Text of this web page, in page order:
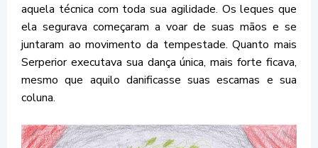
aquela técnica com toda sua agilidade. Os leques que
ela segurava começaram a voar de suas mãos e se
juntaram ao movimento da tempestade. Quanto mais
Serperior executava sua dança única, mais forte ficava,
mesmo que aquilo danificasse suas escamas e sua
coluna.